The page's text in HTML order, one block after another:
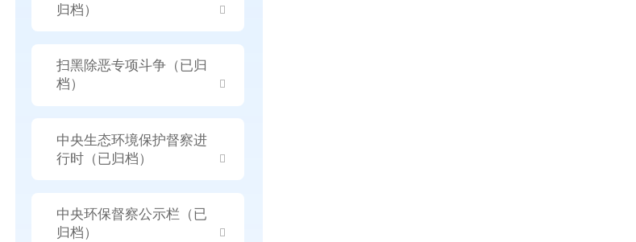
归档）
扫黑除恶专项斗争（已归
档）
中央生态环境保护督察进
行时（已归档）
中央环保督察公示栏（已
归档）